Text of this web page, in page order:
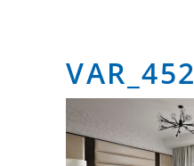
VAR_452